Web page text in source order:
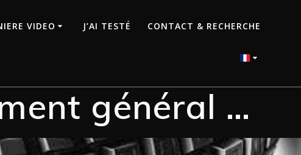
VIDEO J’AI TESTÉ CONTACT & RECHERCHE
général …